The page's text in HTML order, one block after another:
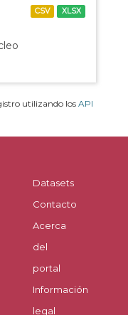
CSV XLSX
utilizando los API
Datasets
Contacto
Acerca
del
portal
Información
legal